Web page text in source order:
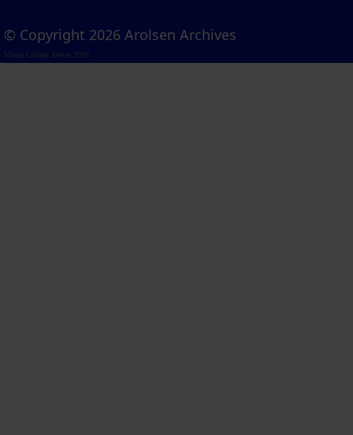
© Copyright 2026 Arolsen Archives
Visual Library Server 2026